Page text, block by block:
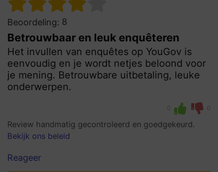
Beoordeling: 8
Betrouwbaar en leuk enquêteren
Het invullen van enquêtes op YouGov is
eenvoudig en je wordt netjes beloond voor
je mening. Betrouwbare uitbetaling, leuke
onderwerpen.
0 0
Review handmatig gecontroleerd en goedgekeurd.
Bekijk ons beleid
Reageer